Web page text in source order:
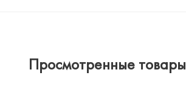
Просмотренные товары